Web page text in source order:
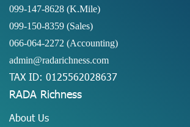
099-147-8628 (K.Mile)
099-150-8359 (Sales)
066-064-2272 (Accounting)
admin@radarichness.com
TAX ID: 0125562028637
RADA Richness
About Us